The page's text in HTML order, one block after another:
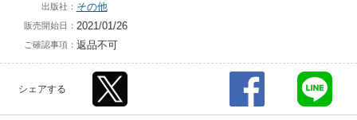
出版社： その他
販売開始日： 2021/01/26
ご確認事項： 返品不可
シェアする